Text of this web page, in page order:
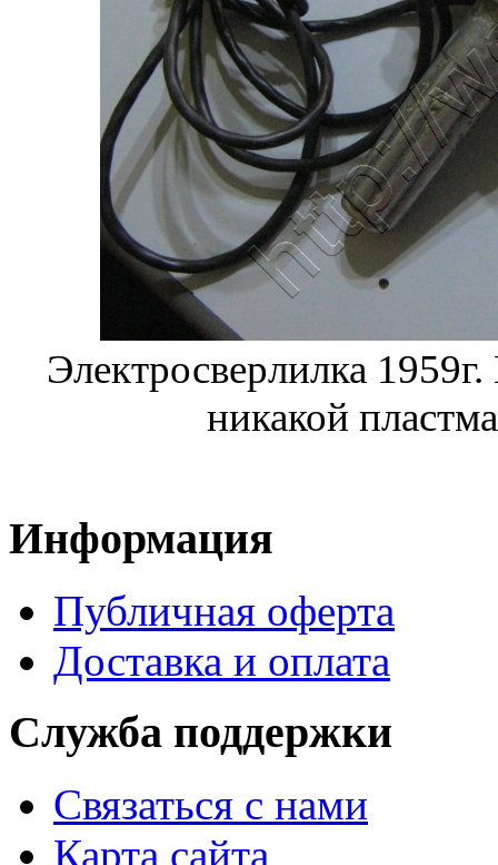
Электросверлилка
никакой
Информация
Публичная оферта
Доставка и оплата
Служба поддержки
Связаться с нами
Карта сайта